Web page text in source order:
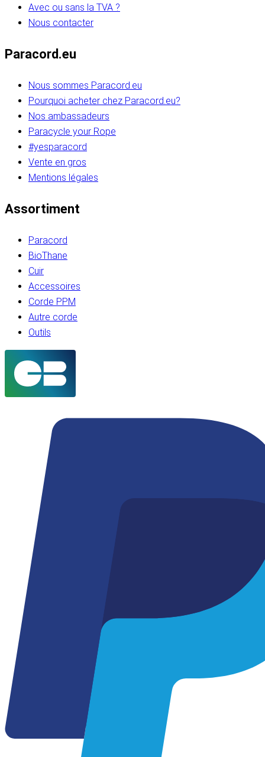
Avec ou sans la TVA ?
Nous contacter
Paracord.eu
Nous sommes Paracord.eu
Pourquoi acheter chez Paracord.eu?
Nos ambassadeurs
Paracycle your Rope
#yesparacord
Vente en gros
Mentions légales
Assortiment
Paracord
BioThane
Cuir
Accessoires
Corde PPM
Autre corde
Outils